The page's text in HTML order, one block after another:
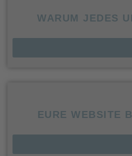
WARUM JEDES
EURE WEBSITE